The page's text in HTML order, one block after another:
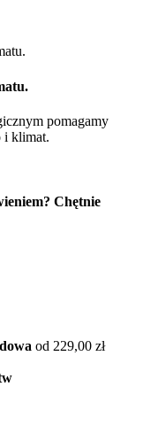
pomagamy
i klimat.
Chętnie
od 229,00 zł